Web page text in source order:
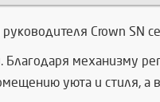
Crown SN
Благодаря механизму
уюта и стиля, а